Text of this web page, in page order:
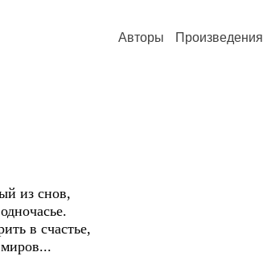
Авторы Произведения
из снов,
в счастье,